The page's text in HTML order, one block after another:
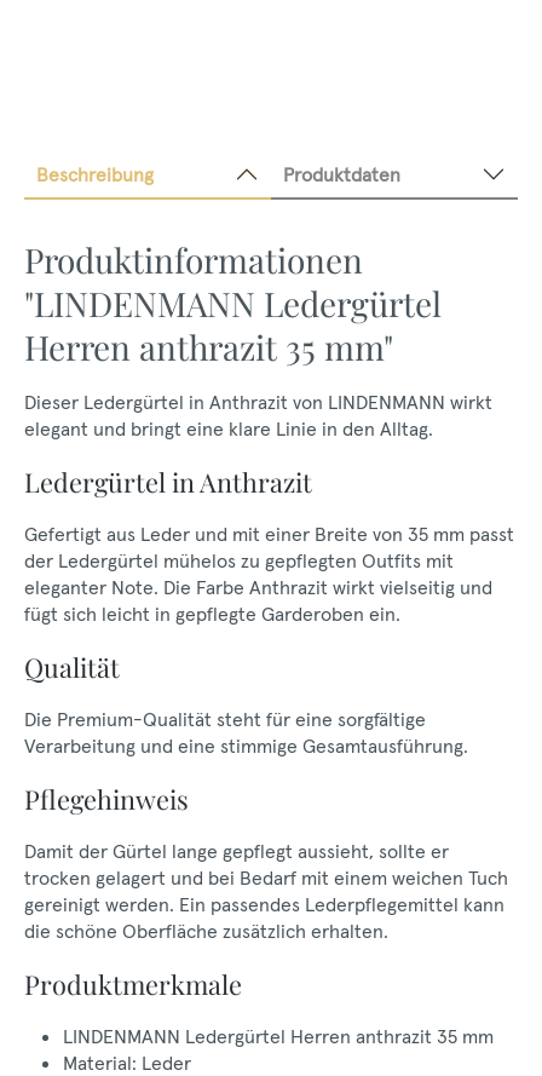
Beschreibung Produktdaten
Produktinformationen
"LINDENMANN Ledergürtel
Herren anthrazit 35 mm"
Dieser Ledergürtel in Anthrazit von LINDENMANN wirkt
elegant und bringt eine klare Linie in den Alltag.
Ledergürtel in Anthrazit
Gefertigt aus Leder und mit einer Breite von 35 mm passt
der Ledergürtel mühelos zu gepflegten Outfits mit
eleganter Note. Die Farbe Anthrazit wirkt vielseitig und
fügt sich leicht in gepflegte Garderoben ein.
Qualität
Die Premium-Qualität steht für eine sorgfältige
Verarbeitung und eine stimmige Gesamtausführung.
Pflegehinweis
Damit der Gürtel lange gepflegt aussieht, sollte er
trocken gelagert und bei Bedarf mit einem weichen Tuch
gereinigt werden. Ein passendes Lederpflegemittel kann
die schöne Oberfläche zusätzlich erhalten.
Produktmerkmale
LINDENMANN Ledergürtel Herren anthrazit 35 mm
Material: Leder